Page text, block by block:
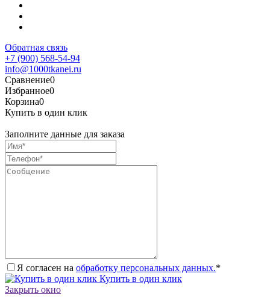
Обратная связь
+7 (900) 568-54-94
info@1000tkanei.ru
Сравнение0
Избранное0
Корзина0
Купить в один клик
Заполните данные для заказа
Я согласен на обработку персональных данных.*
Купить в один клик
Закрыть окно